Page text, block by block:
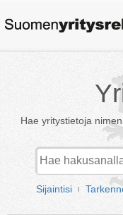
Hae yritystietoja
Sijaintisi